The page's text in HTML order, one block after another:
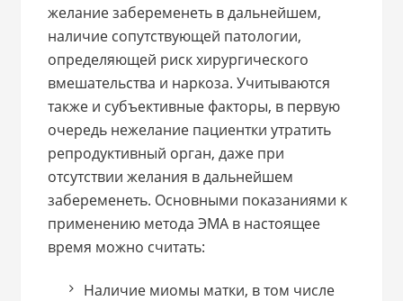
желание забеременеть в дальнейшем,
наличие сопутствующей патологии,
определяющей риск хирургического
вмешательства и наркоза. Учитываются
также и субъективные факторы, в первую
очередь нежелание пациентки утратить
репродуктивный орган, даже при
отсутствии желания в дальнейшем
забеременеть. Основными показаниями к
применению метода ЭМА в настоящее
время можно считать:
Наличие миомы матки, в том числе